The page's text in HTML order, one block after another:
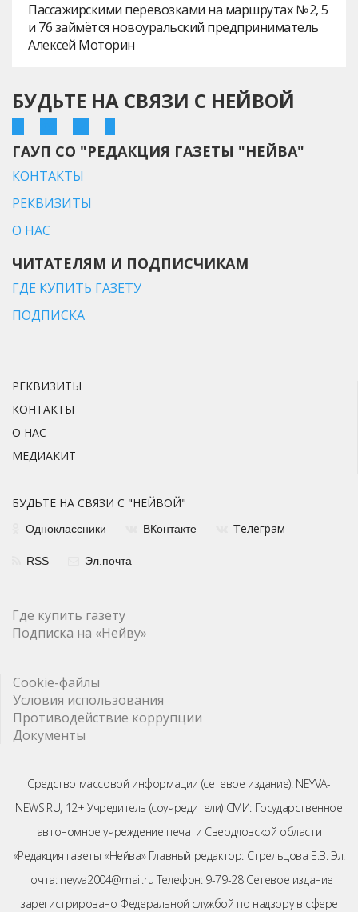
Пассажирскими перевозками на маршрутах № 2, 5
и 76 займётся новоуральский предприниматель
Алексей Моторин
БУДЬТЕ НА СВЯЗИ С НЕЙВОЙ
ГАУП СО "РЕДАКЦИЯ ГАЗЕТЫ "НЕЙВА"
КОНТАКТЫ
РЕКВИЗИТЫ
О НАС
ЧИТАТЕЛЯМ И ПОДПИСЧИКАМ
ГДЕ КУПИТЬ ГАЗЕТУ
ПОДПИСКА
РЕКВИЗИТЫ
КОНТАКТЫ
О НАС
МЕДИАКИТ
БУДЬТЕ НА СВЯЗИ С "НЕЙВОЙ"
Одноклассники ВКонтакте Телеграм
RSS Эл.почта
Где купить газету
Подписка на «Нейву»
Cookie-файлы
Условия использования
Противодействие коррупции
Документы
Средство массовой информации (сетевое издание): NEYVA-
NEWS.RU, 12+ Учредитель (соучредители) СМИ: Государственное
автономное учреждение печати Свердловской области
«Редакция газеты «Нейва» Главный редактор: Стрельцова Е.В. Эл.
почта: neyva2004@mail.ru Телефон: 9-79-28 Сетевое издание
зарегистрировано Федеральной службой по надзору в сфере